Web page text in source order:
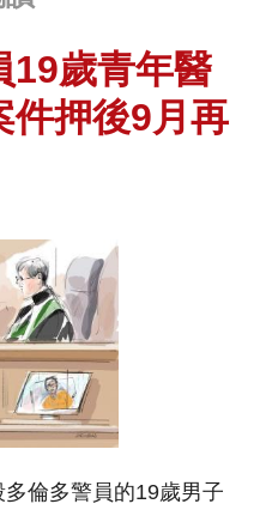
19歲青年醫
押後9月再
多倫多警員的19歲男子